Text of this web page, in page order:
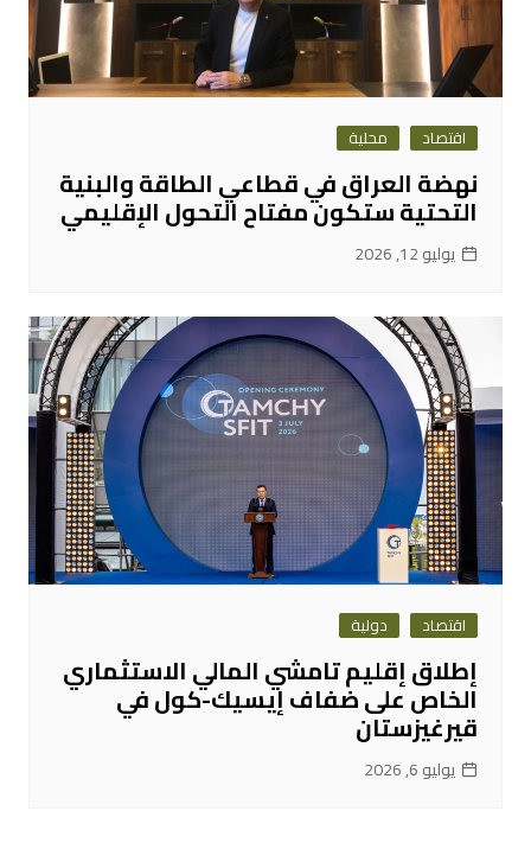
اقتصاد محلية
نهضة العراق في قطاعي الطاقة والبنية
التحتية ستكون مفتاح التحول الإقليمي
يوليو 12, 2026
اقتصاد دولية
إطلاق إقليم تامشي المالي الاستثماري
الخاص على ضفاف إيسيك-كول في
قيرغيزستان
يوليو 6, 2026